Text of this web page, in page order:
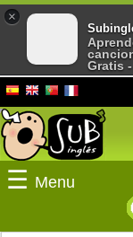
☰ Menu
×
Gratis